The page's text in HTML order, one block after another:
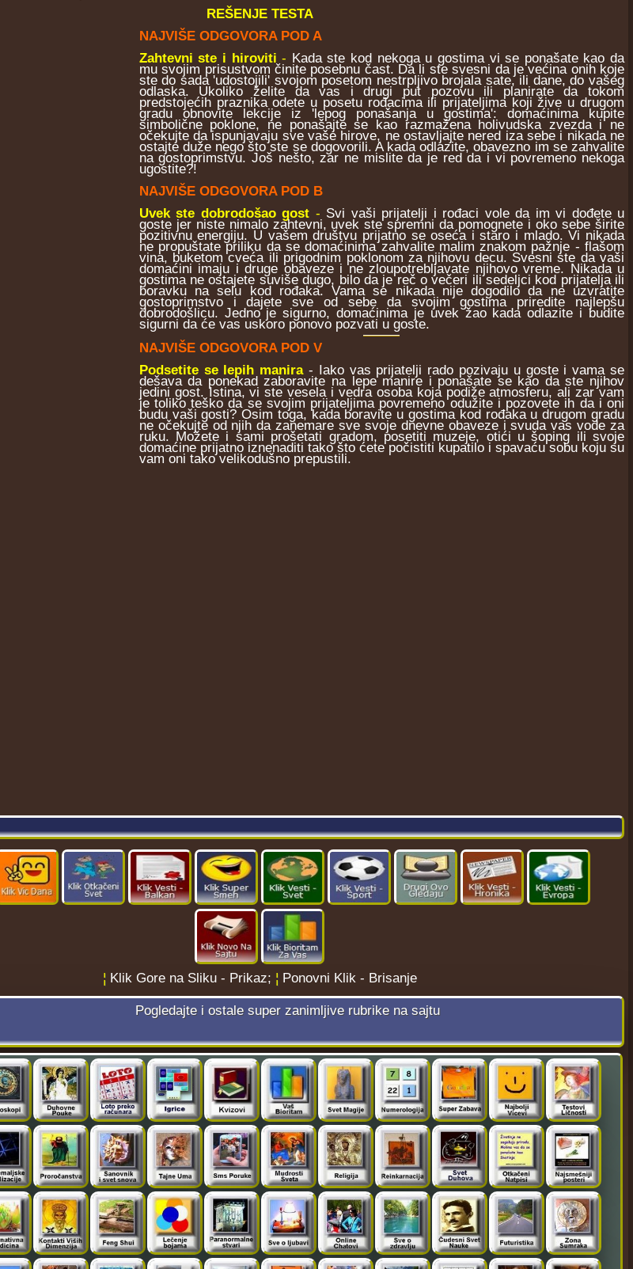
REŠENJE TESTA
NAJVIŠE ODGOVORA POD A
Zahtevni ste i hiroviti - Kada ste kod nekoga u gostima vi se ponašate kao da
mu svojim prisustvom činite posebnu čast. Da li ste svesni da je većina onih koje
ste do sada 'udostojili' svojom posetom nestrpljivo brojala sate, ili dane, do vašeg
odlaska. Ukoliko želite da vas i drugi put pozovu ili planirate da tokom
predstojećih praznika odete u posetu rođacima ili prijateljima koji žive u drugom
gradu obnovite lekcije iz 'lepog ponašanja u gostima': domaćinima kupite
simbolične poklone, ne ponašajte se kao razmažena holivudska zvezda i ne
očekujte da ispunjavaju sve vaše hirove, ne ostavljajte nered iza sebe i nikada ne
ostajte duže nego što ste se dogovorili. A kada odlazite, obavezno im se zahvalite
na gostoprimstvu. Još nešto, zar ne mislite da je red da i vi povremeno nekoga
ugostite?!
NAJVIŠE ODGOVORA POD B
Uvek ste dobrodošao gost - Svi vaši prijatelji i rođaci vole da im vi dođete u
goste jer niste nimalo zahtevni, uvek ste spremni da pomognete i oko sebe širite
pozitivnu energiju. U vašem društvu prijatno se oseća i staro i mlado. Vi nikada
ne propuštate priliku da se domaćinima zahvalite malim znakom pažnje - flašom
vina, buketom cveća ili prigodnim poklonom za njihovu decu. Svesni ste da vaši
domaćini imaju i druge obaveze i ne zloupotrebljavate njihovo vreme. Nikada u
gostima ne ostajete suviše dugo, bilo da je reč o večeri ili sedeljci kod prijatelja ili
boravku na selu kod rođaka. Vama se nikada nije dogodilo da ne uzvratite
gostoprimstvo i dajete sve od sebe da svojim gostima priredite najlepšu
dobrodošlicu. Jedno je sigurno, domaćinima je uvek žao kada odlazite i budite
sigurni da će vas uskoro ponovo pozvati u goste.
NAJVIŠE ODGOVORA POD V
Podsetite se lepih manira- Iako vas prijatelji rado pozivaju u goste i vama se
dešava da ponekad zaboravite na lepe manire i ponašate se kao da ste njihov
jedini gost. Istina, vi ste vesela i vedra osoba koja podiže atmosferu, ali zar vam
je toliko teško da se svojim prijateljima povremeno odužite i pozovete ih da i oni
budu vaši gosti? Osim toga, kada boravite u gostima kod rođaka u drugom gradu
ne očekujte od njih da zanemare sve svoje dnevne obaveze i svuda vas vode za
ruku. Možete i sami prošetati gradom, posetiti muzeje, otići u šoping ili svoje
domaćine prijatno iznenaditi tako što ćete počistiti kupatilo i spavaću sobu koju su
vam oni tako velikodušno prepustili.
¦ Klik Gore na Sliku - Prikaz; ¦ Ponovni Klik - Brisanje
Pogledajte i ostale super zanimljive rubrike na sajtu